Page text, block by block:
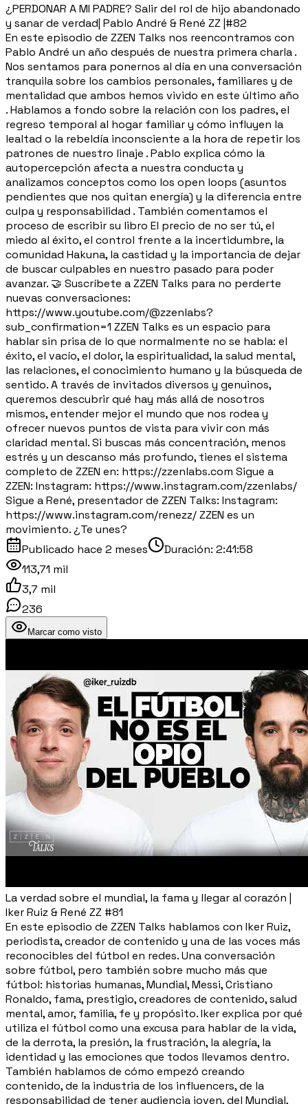
¿PERDONAR A MI PADRE? Salir del rol de hijo abandonado
y sanar de verdad| Pablo André & René ZZ |#82
En este episodio de ZZEN Talks nos reencontramos con
Pablo André un año después de nuestra primera charla .
Nos sentamos para ponernos al día en una conversación
tranquila sobre los cambios personales, familiares y de
mentalidad que ambos hemos vivido en este último año
. Hablamos a fondo sobre la relación con los padres, el
regreso temporal al hogar familiar y cómo influyen la
lealtad o la rebeldía inconsciente a la hora de repetir los
patrones de nuestro linaje . Pablo explica cómo la
autopercepción afecta a nuestra conducta y
analizamos conceptos como los open loops (asuntos
pendientes que nos quitan energía) y la diferencia entre
culpa y responsabilidad . También comentamos el
proceso de escribir su libro El precio de no ser tú, el
miedo al éxito, el control frente a la incertidumbre, la
comunidad Hakuna, la castidad y la importancia de dejar
de buscar culpables en nuestro pasado para poder
avanzar. 🤝 Suscríbete a ZZEN Talks para no perderte
nuevas conversaciones:
https://www.youtube.com/@zzenlabs?
sub_confirmation=1 ZZEN Talks es un espacio para
hablar sin prisa de lo que normalmente no se habla: el
éxito, el vacío, el dolor, la espiritualidad, la salud mental,
las relaciones, el conocimiento humano y la búsqueda de
sentido. A través de invitados diversos y genuinos,
queremos descubrir qué hay más allá de nosotros
mismos, entender mejor el mundo que nos rodea y
ofrecer nuevos puntos de vista para vivir con más
claridad mental. Si buscas más concentración, menos
estrés y un descanso más profundo, tienes el sistema
completo de ZZEN en: https://zzenlabs.com Sigue a
ZZEN: Instagram: https://www.instagram.com/zzenlabs/
Sigue a René, presentador de ZZEN Talks: Instagram:
https://www.instagram.com/renezz/ ZZEN es un
movimiento. ¿Te unes?
Publicado hace 2 meses Duración: 2:41:58
113,71 mil
3,7 mil
236
Marcar como visto
La verdad sobre el mundial, la fama y llegar al corazón |
Iker Ruiz & René ZZ #81
En este episodio de ZZEN Talks hablamos con Iker Ruiz,
periodista, creador de contenido y una de las voces más
reconocibles del fútbol en redes. Una conversación
sobre fútbol, pero también sobre mucho más que
fútbol: historias humanas, Mundial, Messi, Cristiano
Ronaldo, fama, prestigio, creadores de contenido, salud
mental, amor, familia, fe y propósito. Iker explica por qué
utiliza el fútbol como una excusa para hablar de la vida,
de la derrota, la presión, la frustración, la alegría, la
identidad y las emociones que todos llevamos dentro.
También hablamos de cómo empezó creando
contenido, de la industria de los influencers, de la
responsabilidad de tener audiencia joven, del Mundial,